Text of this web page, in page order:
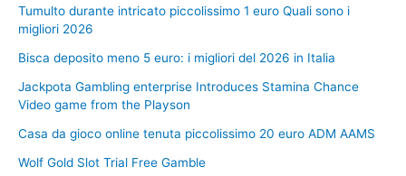
Tumulto durante intricato piccolissimo 1 euro Quali sono i
migliori 2026
Bisca deposito meno 5 euro: i migliori del 2026 in Italia
Jackpota Gambling enterprise Introduces Stamina Chance
Video game from the Playson
Casa da gioco online tenuta piccolissimo 20 euro ADM AAMS
Wolf Gold Slot Trial Free Gamble